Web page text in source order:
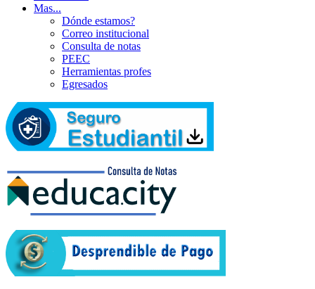
Mas...
Dónde estamos?
Correo institucional
Consulta de notas
PEEC
Herramientas profes
Egresados